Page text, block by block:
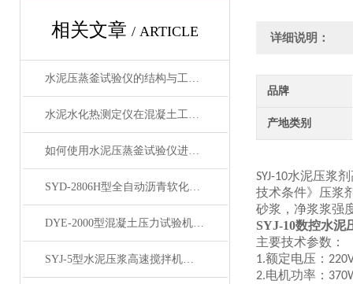
相关文章 / ARTICLE
水泥压蒸釜试验仪的结构与工作原理解析
水泥水化热测定仪在混凝土工程中的应用
如何使用水泥压蒸釜试验仪进行水泥蒸养试验？
SYD-2806H型全自动沥青软化点仪 产品展示
DYE-2000型混凝土压力试验机200吨产品展示
SYJ-5型水泥压浆高速搅拌机产品展示
详细说明：
品牌
产地类别
SYJ-10水泥压浆
技术条件》压浆
砂浆，净浆浆强
SYJ-10数控水泥
主要技术参数：
1.额定电压：
2.电机功率：